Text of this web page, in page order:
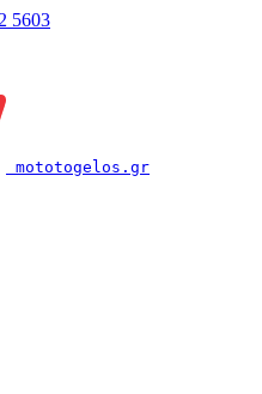
5603
mototogelos.gr